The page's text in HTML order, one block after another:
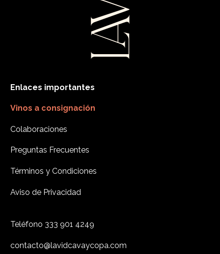
Enlaces importantes
Vinos a consignación
Colaboraciones
Preguntas Frecuentes
Términos y Condiciones
Aviso de Privacidad
Teléfono 333 901 4249
contacto@lavidcavaycopa.com